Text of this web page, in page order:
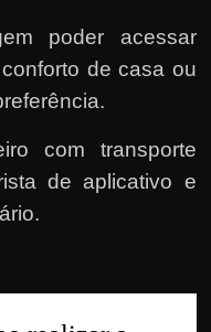
poder acessar
de casa ou
com transporte
de aplicativo e